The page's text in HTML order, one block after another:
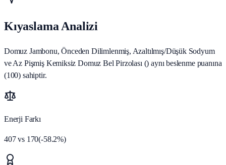
Kıyaslama Analizi
Domuz Jambonu, Önceden Dilimlenmiş, Azaltılmış/Düşük Sodyum
ve Az Pişmiş Kemiksiz Domuz Bel Pirzolası () aynı beslenme puanına
(100) sahiptir.
Enerji Farkı
407vs 170(-58.2%)